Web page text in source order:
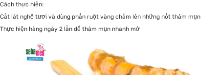
Cách thực hiện:
Cắt lát nghệ tươi và dùng phần ruột vàng chấm lên những nốt thâm mụn
Thực hiện hàng ngày 2 lần để thâm mụn nhanh mờ